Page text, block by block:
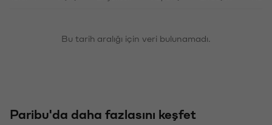
Bu tarih aralığı için veri bulunamadı.
Paribu'da daha fazlasını keşfet